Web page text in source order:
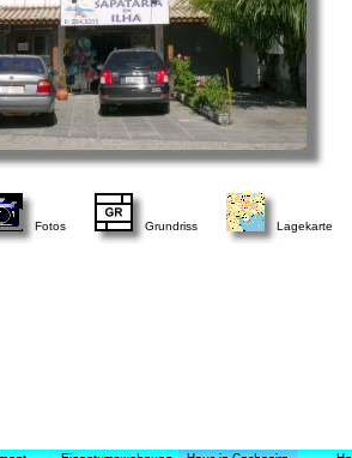
Fotos Grundriss Lagekarte